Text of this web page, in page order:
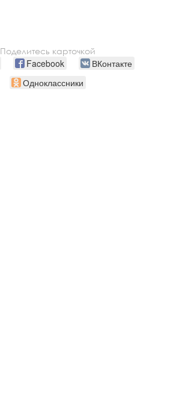
Поделитесь карточкой
Facebook
ВКонтакте
Одноклассники